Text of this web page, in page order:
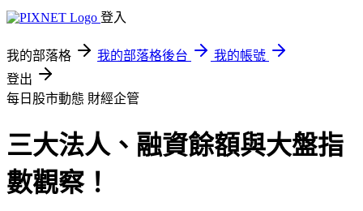
登入
我的部落格 我的部落格後台
我的帳號
登出
每日股市動態 財經企管
三大法人、融資餘額與大盤指
數觀察！